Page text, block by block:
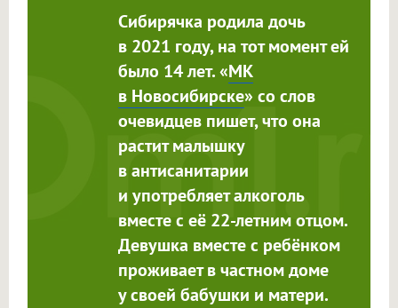
Сибирячка родила дочь
в 2021 году, на тот момент ей
было 14 лет. «МК
в Новосибирске» со слов
очевидцев пишет, что она
растит малышку
в антисанитарии
и употребляет алкоголь
вместе с её 22-летним отцом.
Девушка вместе с ребёнком
проживает в частном доме
у своей бабушки и матери.